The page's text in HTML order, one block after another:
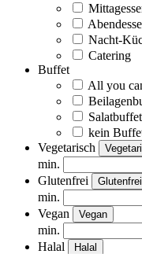
Nacht-
Catering
Buffet
All you
Salatbuffet
kein
Vegetarisch
min.
Glutenfrei
Glutenfrei
min.
Vegan
Vegan
min.
Halal
Halal